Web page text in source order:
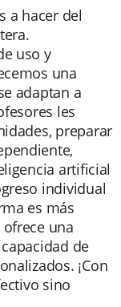
a hacer del
uso y
una
adaptan a
les
preparar
artificial
individual
es más
una
de
¡Con
sino